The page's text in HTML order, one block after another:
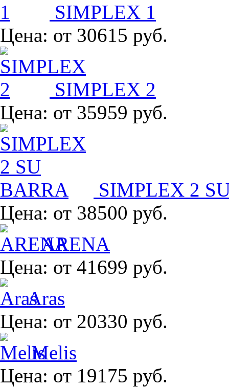
SIMPLEX 1
Цена: от 30615 руб.
SIMPLEX 2
Цена: от 35959 руб.
SIMPLEX 2
Цена: от 38500 руб.
ARENA
Цена: от 41699 руб.
Aras
Цена: от 20330 руб.
Melis
Цена: от 19175 руб.